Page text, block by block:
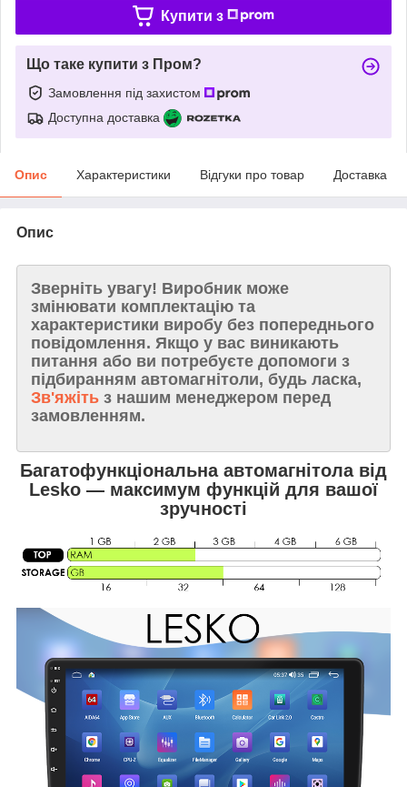
Купити з
Що таке купити з Пром?
Замовлення під захистом
Доступна доставка
Опис Характеристики Відгуки про товар Доставка
Опис
Зверніть увагу! Виробник може
змінювати комплектацію та
характеристики виробу без попереднього
повідомлення. Якщо у вас виникають
питання або ви потребуєте допомоги з
підбиранням автомагнітоли, будь ласка,
Зв'яжіть з нашим менеджером перед
замовленням.
Багатофункціональна автомагнітола від
Lesko — максимум функцій для вашої
зручності